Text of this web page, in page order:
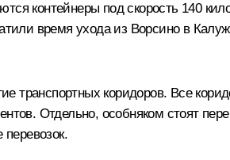
контейнеры под скорость 140
время ухода из Ворсино в
транспортных коридоров. Все
Отдельно, особняком стоят